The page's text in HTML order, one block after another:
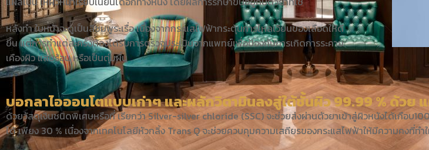
การตรวจคัดกรอง
Oligoscan ตรวจวัดโลหะหนัก แร่
ธาตุ วิตามิน และความเครียด
ออกซิเดชัน
AGE METER ประเมินอายุ
ร่างกายจริง
การตรวจทางห้องปฏิบัติการ
ตรวจเช็คแลปเฉพาะบุคคล
ตรวจเช็คภูมิแพ้อาหารแฝง
หลังทำ ใบหน้าจะดูเป็นสีชมพูระเรื่อ เนื่องจากกระแสไฟฟ้ากระตุ้นการไหลเวียนของเลือดให้ดี
ขึ้น แต่การทำแต่ละครั้งต้องได้รับการตรวจประเมินจากแพทย์เพื่อป้องกันการเกิดการระคาย
เคืองผิว แสบร้อน หรือเป็นตุ่มผื่น
บอกลาไอออนโตแบบเก่าๆ และผลักวิตามินลงสู่ใต้ชั้นผิว 99.99 % ด้วย
ด้วยวัสดุเงินชนิดพิเศษหรือที่ เรียกว่า Silver-silver chloride (SSC) จะช่วยส่งผ่านตัวยาเข้าสู่ผิวหนังได้เกือบ
ได้ เพียง 30 % เนื่องจากเทคโนโลยีหัวกลิ้ง Trans Q จะช่วยควบคุมความเสถียรของกระแสไฟฟ้าให้มีความคงที่ท